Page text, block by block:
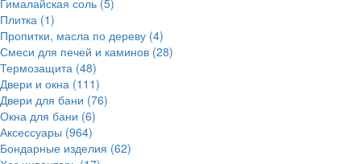
Гималайская соль (5)
Плитка (1)
Пропитки, масла по дереву (4)
Смеси для печей и каминов (28)
Термозащита (48)
Двери и окна (111)
Двери для бани (76)
Окна для бани (6)
Аксессуары (964)
Бондарные изделия (62)